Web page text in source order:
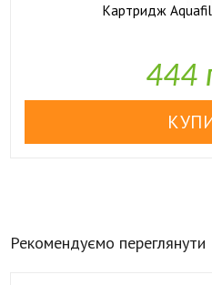
Картридж
444
Рекомендуємо переглянути